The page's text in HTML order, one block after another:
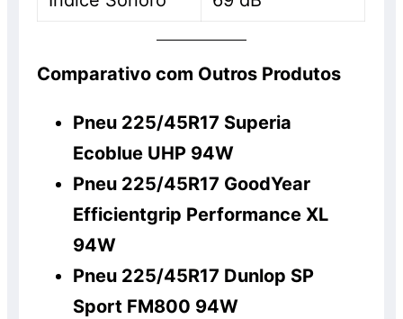
Comparativo com Outros Produtos
Pneu 225/45R17 Superia
Ecoblue UHP 94W
Pneu 225/45R17 GoodYear
Efficientgrip Performance XL
94W
Pneu 225/45R17 Dunlop SP
Sport FM800 94W